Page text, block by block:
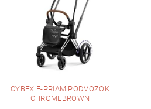
CYBEX E-PRIAM PODVOZOK
CHROMEBROWN